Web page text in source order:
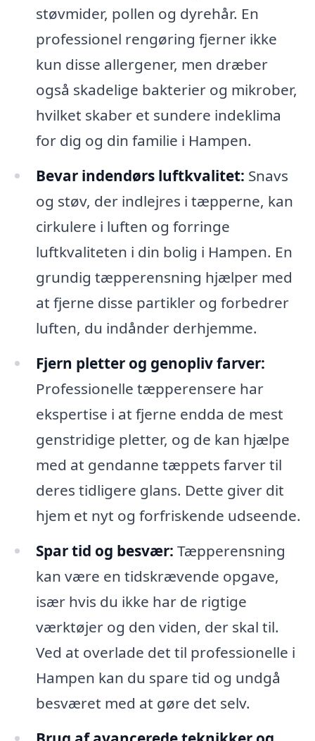
støvmider, pollen og dyrehår. En
professionel rengøring fjerner ikke
kun disse allergener, men dræber
også skadelige bakterier og mikrober,
hvilket skaber et sundere indeklima
for dig og din familie i Hampen.
Bevar indendørs luftkvalitet: Snavs
og støv, der indlejres i tæpperne, kan
cirkulere i luften og forringe
luftkvaliteten i din bolig i Hampen. En
grundig tæpperensning hjælper med
at fjerne disse partikler og forbedrer
luften, du indånder derhjemme.
Fjern pletter og genopliv farver:
Professionelle tæpperensere har
ekspertise i at fjerne endda de mest
genstridige pletter, og de kan hjælpe
med at gendanne tæppets farver til
deres tidligere glans. Dette giver dit
hjem et nyt og forfriskende udseende.
Spar tid og besvær: Tæpperensning
kan være en tidskrævende opgave,
især hvis du ikke har de rigtige
værktøjer og den viden, der skal til.
Ved at overlade det til professionelle i
Hampen kan du spare tid og undgå
besværet med at gøre det selv.